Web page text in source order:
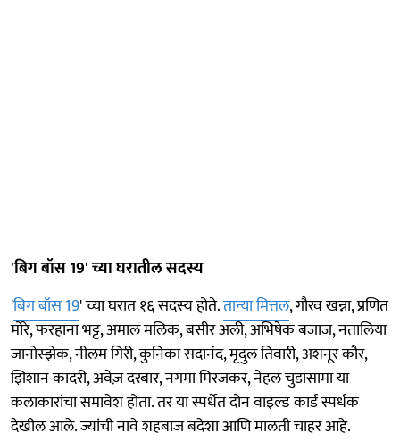
'बिग बॉस 19' च्या घरातील सदस्य
'बिग बॉस 19' च्या घरात १६ सदस्य होते.तान्या मित्तल, गौरव खन्ना, प्रणित
मोरे, फरहाना भट्ट, अमाल मलिक, बसीर अली, अभिषेक बजाज, नतालिया
जानोस्झेक, नीलम गिरी, कुनिका सदानंद, मृदुल तिवारी, अशनूर कौर,
झिशान कादरी, अवेज़ दरबार, नगमा मिरजकर, नेहल चुडासामा या
कलाकारांचा समावेश होता. तर या स्पर्धेत दोन वाइल्ड कार्ड स्पर्धक
देखील आले. ज्यांची नावे शहबाज बदेशा आणि मालती चाहर आहे.